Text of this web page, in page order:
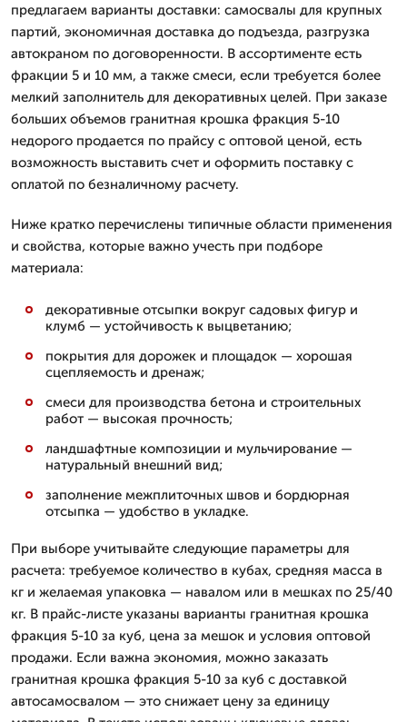
предлагаем варианты доставки: самосвалы для крупных
партий, экономичная доставка до подъезда, разгрузка
автокраном по договоренности. В ассортименте есть
фракции 5 и 10 мм, а также смеси, если требуется более
мелкий заполнитель для декоративных целей. При заказе
больших объемов гранитная крошка фракция 5-10
недорого продается по прайсу с оптовой ценой, есть
возможность выставить счет и оформить поставку с
оплатой по безналичному расчету.
Ниже кратко перечислены типичные области применения
и свойства, которые важно учесть при подборе
материала:
декоративные отсыпки вокруг садовых фигур и
клумб — устойчивость к выцветанию;
покрытия для дорожек и площадок — хорошая
сцепляемость и дренаж;
смеси для производства бетона и строительных
работ — высокая прочность;
ландшафтные композиции и мульчирование —
натуральный внешний вид;
заполнение межплиточных швов и бордюрная
отсыпка — удобство в укладке.
При выборе учитывайте следующие параметры для
расчета: требуемое количество в кубах, средняя масса в
кг и желаемая упаковка — навалом или в мешках по 25/40
кг. В прайс-листе указаны варианты гранитная крошка
фракция 5-10 за куб, цена за мешок и условия оптовой
продажи. Если важна экономия, можно заказать
гранитная крошка фракция 5-10 за куб с доставкой
автосамосвалом — это снижает цену за единицу